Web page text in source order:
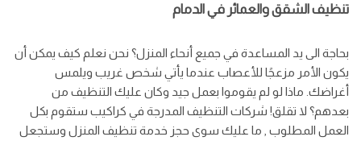
تنظيف الشقق والعمائر في الدمام
بحاجة الى يد المساعدة في جميع أنحاء المنزل؟ نحن نعلم كيف يمكن أن
يكون الأمر مزعجًا للأعصاب عندما يأتي شخص غريب ويلمس
أغراضك. ماذا لو لم يقوموا بعمل جيد وكان عليك التنظيف من
بعدهم؟ لا تقلق! شركات التنظيف المدرجة في كراكيب ستقوم بكل
العمل المطلوب , ما عليك سوى حجز خدمة تنظيف المنزل وستجعل